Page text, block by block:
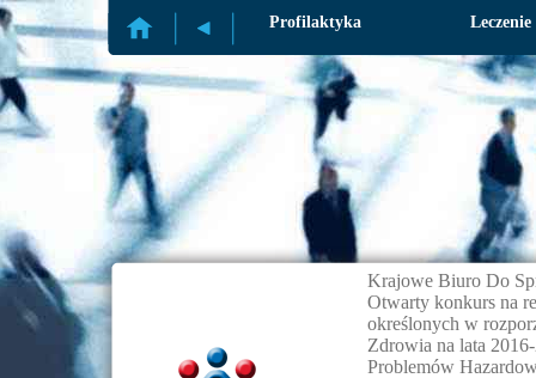
Profilaktyka Leczenie
Krajowe Biuro Do
Otwarty konkurs na
określonych w
Zdrowia na lata
Problemów